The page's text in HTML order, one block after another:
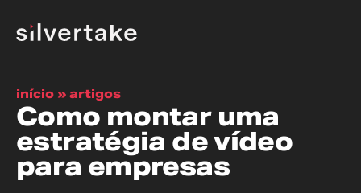
início » artigos
Como montar uma
estratégia de vídeo
para empresas